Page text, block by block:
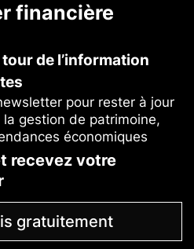
financière
de l’information
pour rester à jour
la gestion de patrimoine,
économiques
recevez votre
gratuitement